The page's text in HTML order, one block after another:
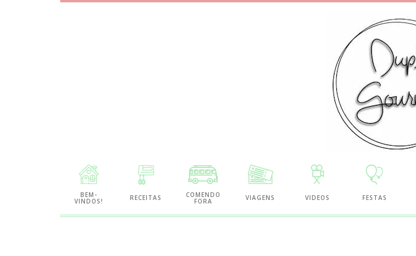
Site
Gastronomia
BEM-
VINDOS! RECEITAS COMENDO
FORA VIAGENS VIDEOS FESTAS